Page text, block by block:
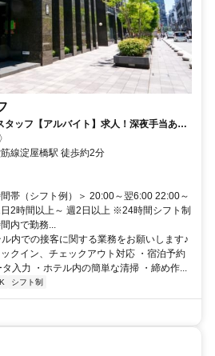
タッフ【アルバイト】求人！深夜手当あり
線淀屋橋駅 徒歩約2分
帯（シフト例）＞ 20:00～翌6:00 22:00～
2時間以上～ 週2日以上 ※24時間シフト制
内で勤務...
内での接客に関する業務をお願いします♪
クイン、チェックアウト対応 ・宿泊予約
入力 ・ホテル内の簡単な清掃 ・締め作...
シフト制